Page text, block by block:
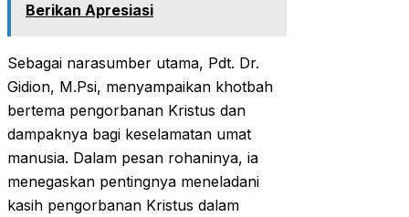
Berikan Apresiasi
Sebagai narasumber utama, Pdt. Dr.
Gidion, M.Psi, menyampaikan khotbah
bertema pengorbanan Kristus dan
dampaknya bagi keselamatan umat
manusia. Dalam pesan rohaninya, ia
menegaskan pentingnya meneladani
kasih pengorbanan Kristus dalam